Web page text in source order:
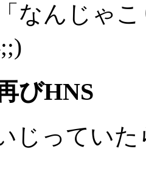
なんじゃ
びHNS
じってい